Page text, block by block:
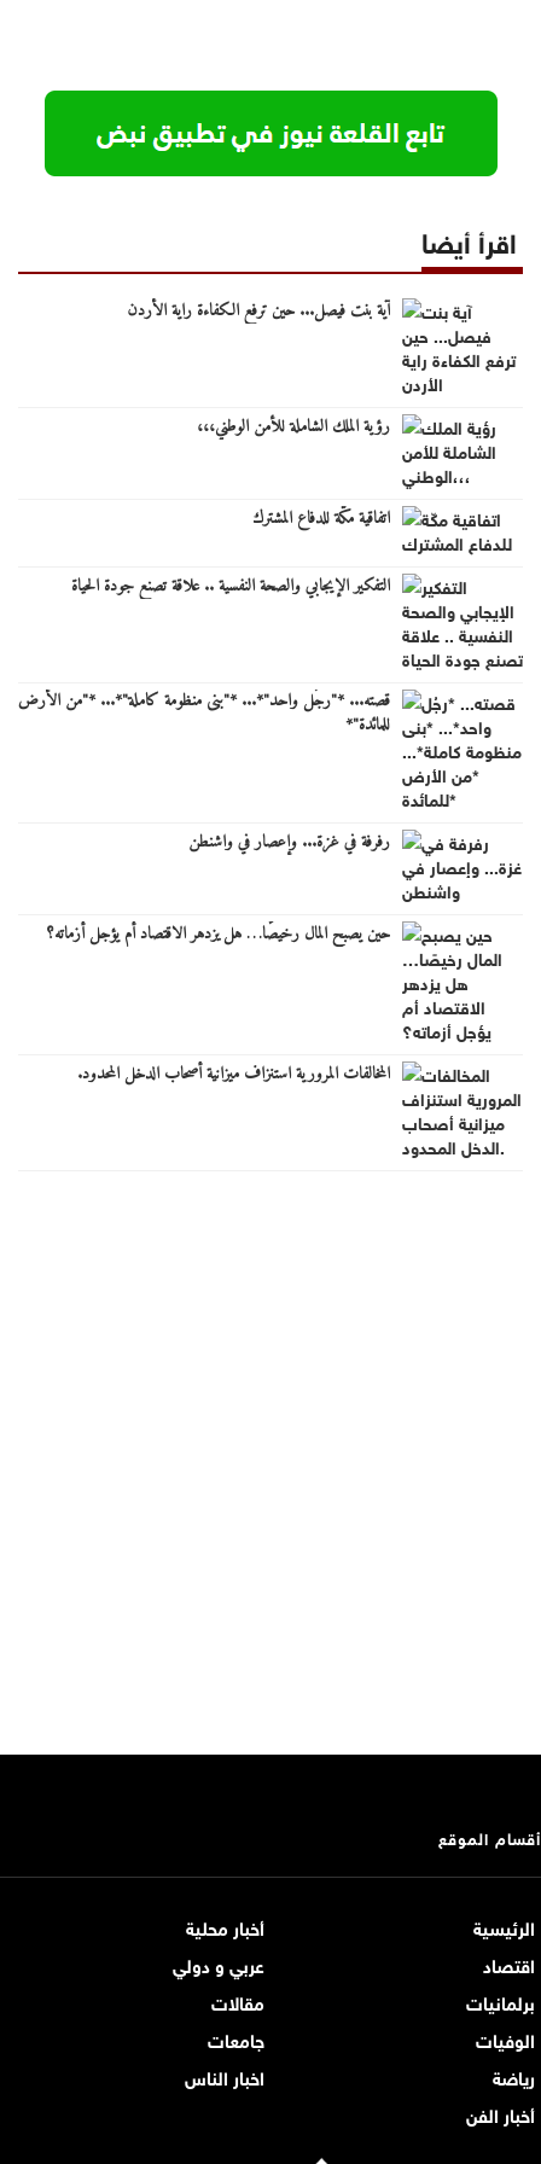
اقرأ أيضا
آية بنت فيصل... حين ترفع الكفاءة راية الأردن
رؤية الملك الشاملة للأمن الوطني،،،
اتفاقية مكّة للدفاع المشترك
التفكير الإيجابي والصحة النفسية .. علاقة تصنع جودة الحياة
قصته... *"رجُل واحد"*... *"بنى منظومة كاملة"*... *"من الأرض
للمائدة"*
رفرفة في غزة... وإعصار في واشنطن
حين يصبح المال رخيصًا… هل يزدهر الاقتصاد أم يؤجل أزماته؟
المخالفات المرورية استنزاف ميزانية أصحاب الدخل المحدود.
أقسام الموقع
الرئيسية
أخبار محلية
اقتصاد
عربي و دولي
برلمانيات
مقالات
الوفيات
جامعات
رياضة
اخبار الناس
أخبار الفن